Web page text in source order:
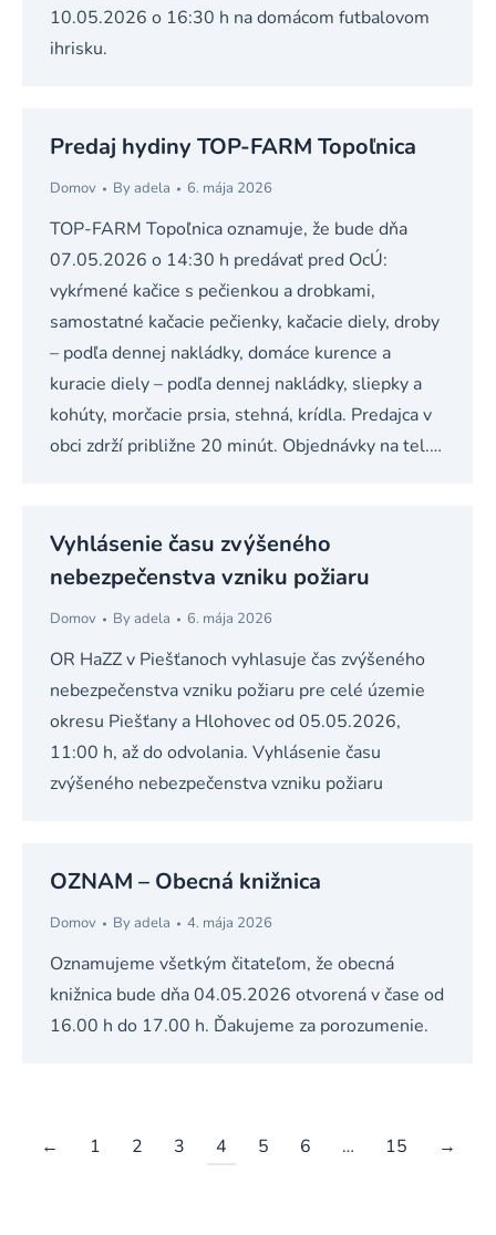
10.05.2026 o 16:30 h na domácom futbalovom
ihrisku.
Predaj hydiny TOP-FARM Topoľnica
Domov Byadela 6. mája 2026
TOP-FARM Topoľnica oznamuje, že bude dňa
07.05.2026 o 14:30 h predávať pred OcÚ:
vykŕmené kačice s pečienkou a drobkami,
samostatné kačacie pečienky, kačacie diely, droby
– podľa dennej nakládky, domáce kurence a
kuracie diely – podľa dennej nakládky, sliepky a
kohúty, morčacie prsia, stehná, krídla. Predajca v
obci zdrží približne 20 minút. Objednávky na tel.…
Vyhlásenie času zvýšeného
nebezpečenstva vzniku požiaru
Domov Byadela 6. mája 2026
OR HaZZ v Piešťanoch vyhlasuje čas zvýšeného
nebezpečenstva vzniku požiaru pre celé územie
okresu Piešťany a Hlohovec od 05.05.2026,
11:00 h, až do odvolania. Vyhlásenie času
zvýšeného nebezpečenstva vzniku požiaru
OZNAM – Obecná knižnica
Domov Byadela 4. mája 2026
Oznamujeme všetkým čitateľom, že obecná
knižnica bude dňa 04.05.2026 otvorená v čase od
16.00 h do 17.00 h. Ďakujeme za porozumenie.
← 1 2 3 4 5 6 … 15 →